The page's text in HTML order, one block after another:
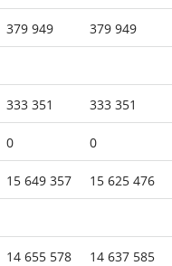
379 949 379 949
333 351 333 351
0 0
15 649 357 15 625 476
14 655 578 14 637 585